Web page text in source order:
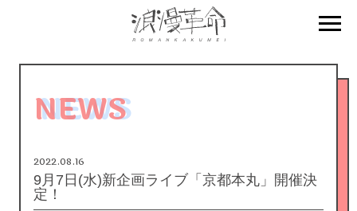
NEWS
2022.08.16
9月7日(水)新企画ライブ「京都本丸」開催決
定！